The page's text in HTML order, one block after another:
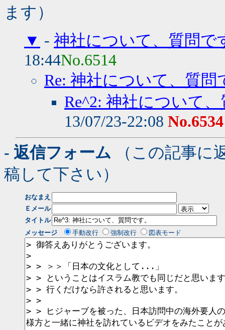
ます）
▼ - 神社について、質問で
18:44No.6514
Re: 神社について、質問
Re^2: 神社について
13/07/23-22:08 No.6534
- 返信フォーム （この記事に
稿して下さい）
おなまえ
Ｅメール
タイトル
メッセージ
手動改行 強制改行 図表モード